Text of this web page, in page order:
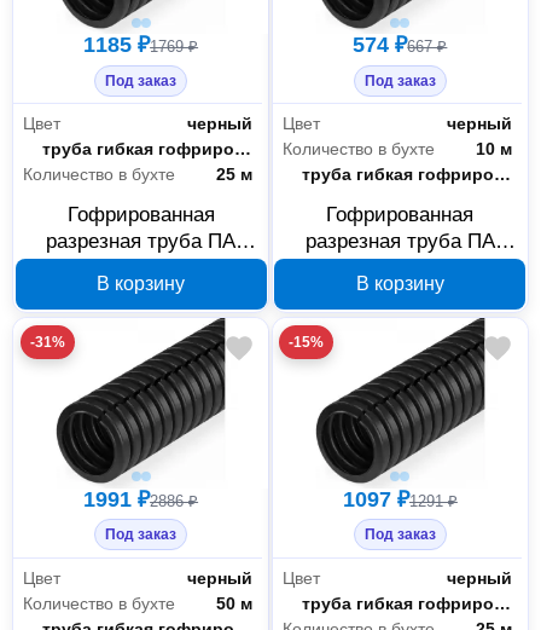
Выбранные фильтры Сбросить фильтры
1185 ₽1769 ₽
Под заказ
Цвет
черный
Тип
труба гибкая гофрированная
Количество в бухте
25 м
Гофрированная
разрезная труба ПА
стойкая черная 7/10 мм
25 м PR02.0311
В корзину
574 ₽667 ₽
Под заказ
Цвет
черный
Количество в бухте
10 м
Тип
труба гибкая гофрированная
Гофрированная
разрезная труба ПА
7/10 мм 10 м PR02.0312
В корзину
-31%
1991 ₽2886 ₽
Под заказ
Цвет
черный
Количество в бухте
50 м
-15%
1097 ₽1291 ₽
Под заказ
Цвет
черный
Тип
труба гибкая гофрированная